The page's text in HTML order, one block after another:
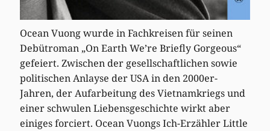
Ocean Vuong wurde in Fachkreisen für seinen
Debütroman „On Earth We’re Briefly Gorgeous“
gefeiert. Zwischen der gesellschaftlichen sowie
politischen Anlayse der USA in den 2000er-
Jahren, der Aufarbeitung des Vietnamkriegs und
einer schwulen Liebensgeschichte wirkt aber
einiges forciert. Ocean Vuongs Ich-Erzähler Little